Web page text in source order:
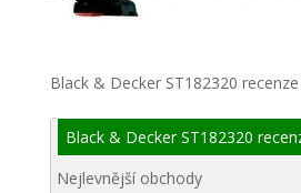
Black & Decker ST182320
Black & Decker ST182320
Nejlevnější obchody